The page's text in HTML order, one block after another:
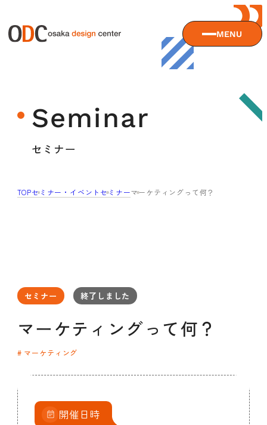
MENU
大阪デザインセンターとは
沿革
サービス
ODCデザイン相談デスク
企業研修
ODCビジネスマッチング
イベント
デザインコラム
メンバーシップ
Seminar
セミナー
TOPセミナー・イベント セミナーマーケティングって何？
セミナー 終了しました
マーケティングって何？
マーケティング
開催日時